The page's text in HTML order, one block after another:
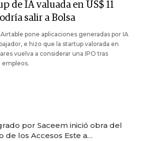
de IA valuada en US$ 11
salir a Bolsa
pone aplicaciones generadas por IA
e hizo que la startup valorada en
vuelva a considerar una IPO tras
empleos.
por Saceem inició obra del
de los Accesos Este a